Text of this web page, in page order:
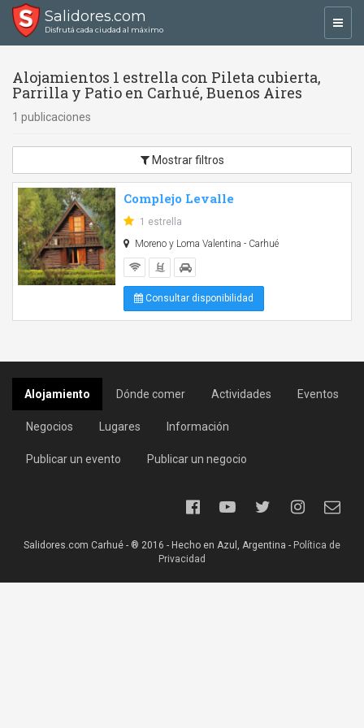
Salidores.com
Disfrutá cada ciudad al máximo
Alojamientos 1 estrella con Pileta cubierta,
Parrilla y Patio en Carhué, Buenos Aires
1 publicaciones
Mostrar filtros
Complejo Levalle
1 estrella
Moreno y Loma Valentina - Carhué
Consultar disponibilidad
Alojamiento Dónde comer Actividades Eventos
Negocios Lugares Información
Publicar un evento Publicar un negocio
Salidores.com Carhué - ® 2016 - Hecho en Azul, Argentina - Política de
Privacidad